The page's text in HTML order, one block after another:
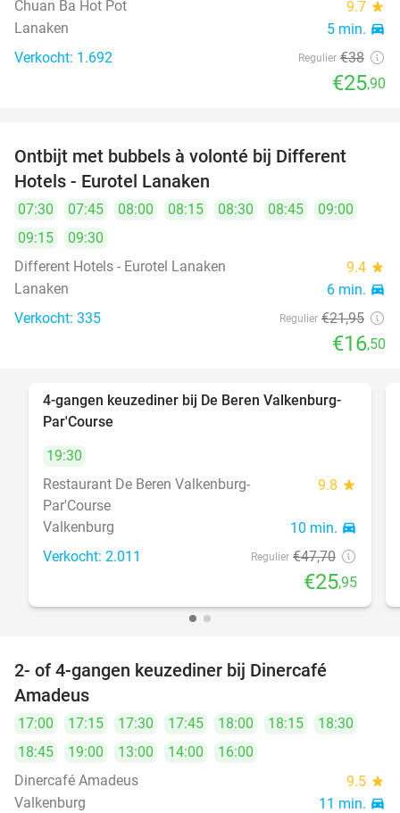
Chuan Ba Hot Pot
9.7 star
Lanaken 5 min. directions_car
Verkocht: 1.692 Regulier €38
€25,90
25%
Ontbijt met bubbels à volonté bij Different
Hotels - Eurotel Lanaken
07:30 07:45 08:00 08:15 08:30 08:45
09:00
09:15
09:30
Different Hotels - Eurotel Lanaken
9.4 star
Lanaken 6 min. directions_car
Verkocht: 335 Regulier €21,95
€16,50
46%
4-gangen keuzediner bij De Beren Valkenburg-
Par'Course
19:30
Restaurant De Beren Valkenburg-
Par'Course
9.8 star
Valkenburg 10 min. directions_car
Verkocht: 2.011 Regulier €47,70
€25,95
2- of 4-gangen keuzediner bij Dinercafé
Amadeus
17:00 17:15 17:30 17:45 18:00 18:15
18:30
18:45
19:00 13:00 14:00
16:00
Dinercafé Amadeus
9.5 star
Valkenburg 11 min. directions_car